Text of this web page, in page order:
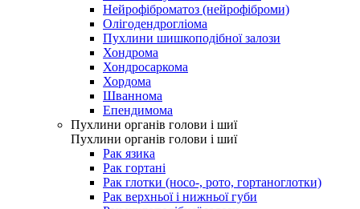
Нейрофіброматоз (нейрофіброми)
Олігодендрогліома
Пухлини шишкоподібної залози
Хондрома
Хондросаркома
Хордома
Шваннома
Епендимома
Пухлини органів голови і шиї
Пухлини органів голови і шиї
Рак язика
Рак гортані
Рак глотки (носо-, рото, гортаноглотки)
Рак верхньої і нижньої губи